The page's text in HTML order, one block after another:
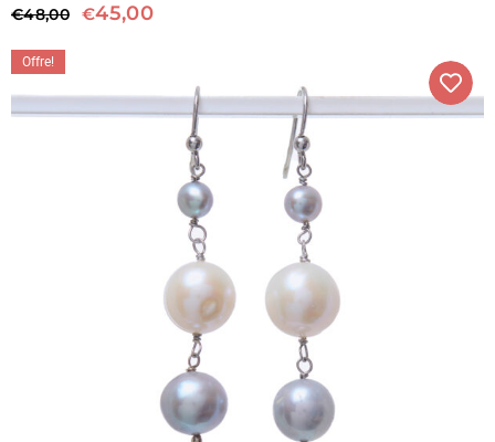
€48,00 €45,00
Offre!